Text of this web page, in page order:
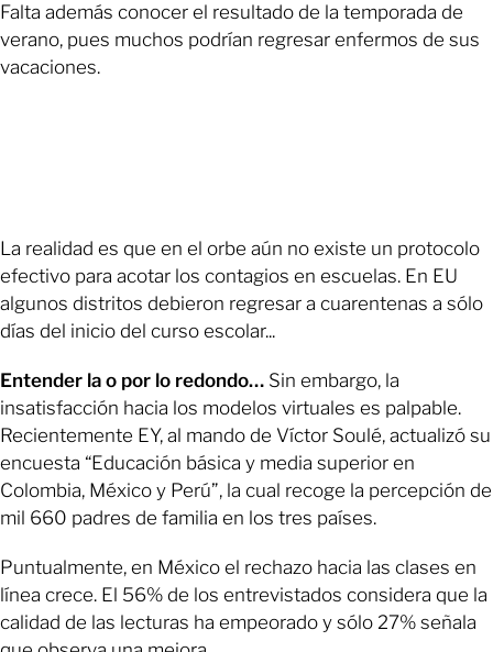
Falta además conocer el resultado de la temporada de
verano, pues muchos podrían regresar enfermos de sus
vacaciones.
La realidad es que en el orbe aún no existe un protocolo
efectivo para acotar los contagios en escuelas. En EU
algunos distritos debieron regresar a cuarentenas a sólo
días del inicio del curso escolar...
Entender la o por lo redondo… Sin embargo, la
insatisfacción hacia los modelos virtuales es palpable.
Recientemente EY, al mando de Víctor Soulé, actualizó su
encuesta “Educación básica y media superior en
Colombia, México y Perú”, la cual recoge la percepción de
mil 660 padres de familia en los tres países.
Puntualmente, en México el rechazo hacia las clases en
línea crece. El 56% de los entrevistados considera que la
calidad de las lecturas ha empeorado y sólo 27% señala